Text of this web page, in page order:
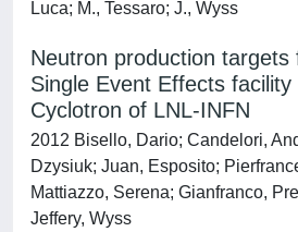
Luca; M., Tessaro; J., Wyss
Neutron production targets
Single Event Effects
Cyclotron of LNL-INFN
2012 Bisello, Dario; Candelori,
Dzysiuk; Juan, Esposito;
Mattiazzo, Serena; Gianfranco,
Jeffery, Wyss